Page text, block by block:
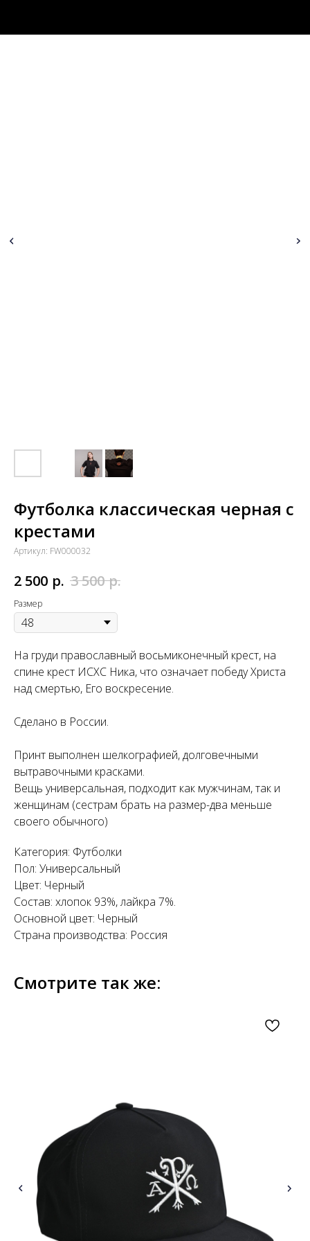
Футболка классическая черная с
крестами
Артикул: FW000032
2 500 р. 3 500 р.
Размер
На груди православный восьмиконечный крест, на
спине крест ИСХС Ника, что означает победу Христа
над смертью, Его воскресение.
Сделано в России.
Принт выполнен шелкографией, долговечными
вытравочными красками.
Вещь универсальная, подходит как мужчинам, так и
женщинам (сестрам брать на размер-два меньше
своего обычного)
Категория: Футболки
Пол: Универсальный
Цвет: Черный
Состав: хлопок 93%, лайкра 7%.
Основной цвет: Черный
Страна производства: Россия
Смотрите так же: